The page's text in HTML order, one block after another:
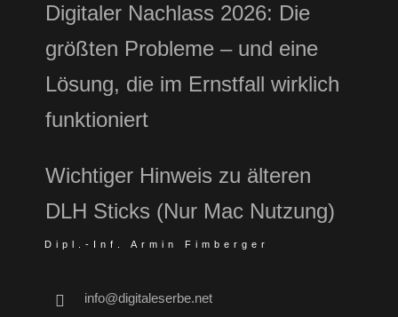
Digitaler Nachlass 2026: Die
größten Probleme – und eine
Lösung, die im Ernstfall wirklich
funktioniert
Wichtiger Hinweis zu älteren
DLH Sticks (Nur Mac Nutzung)
Dipl.-Inf. Armin Fimberger
info@digitaleserbe.net